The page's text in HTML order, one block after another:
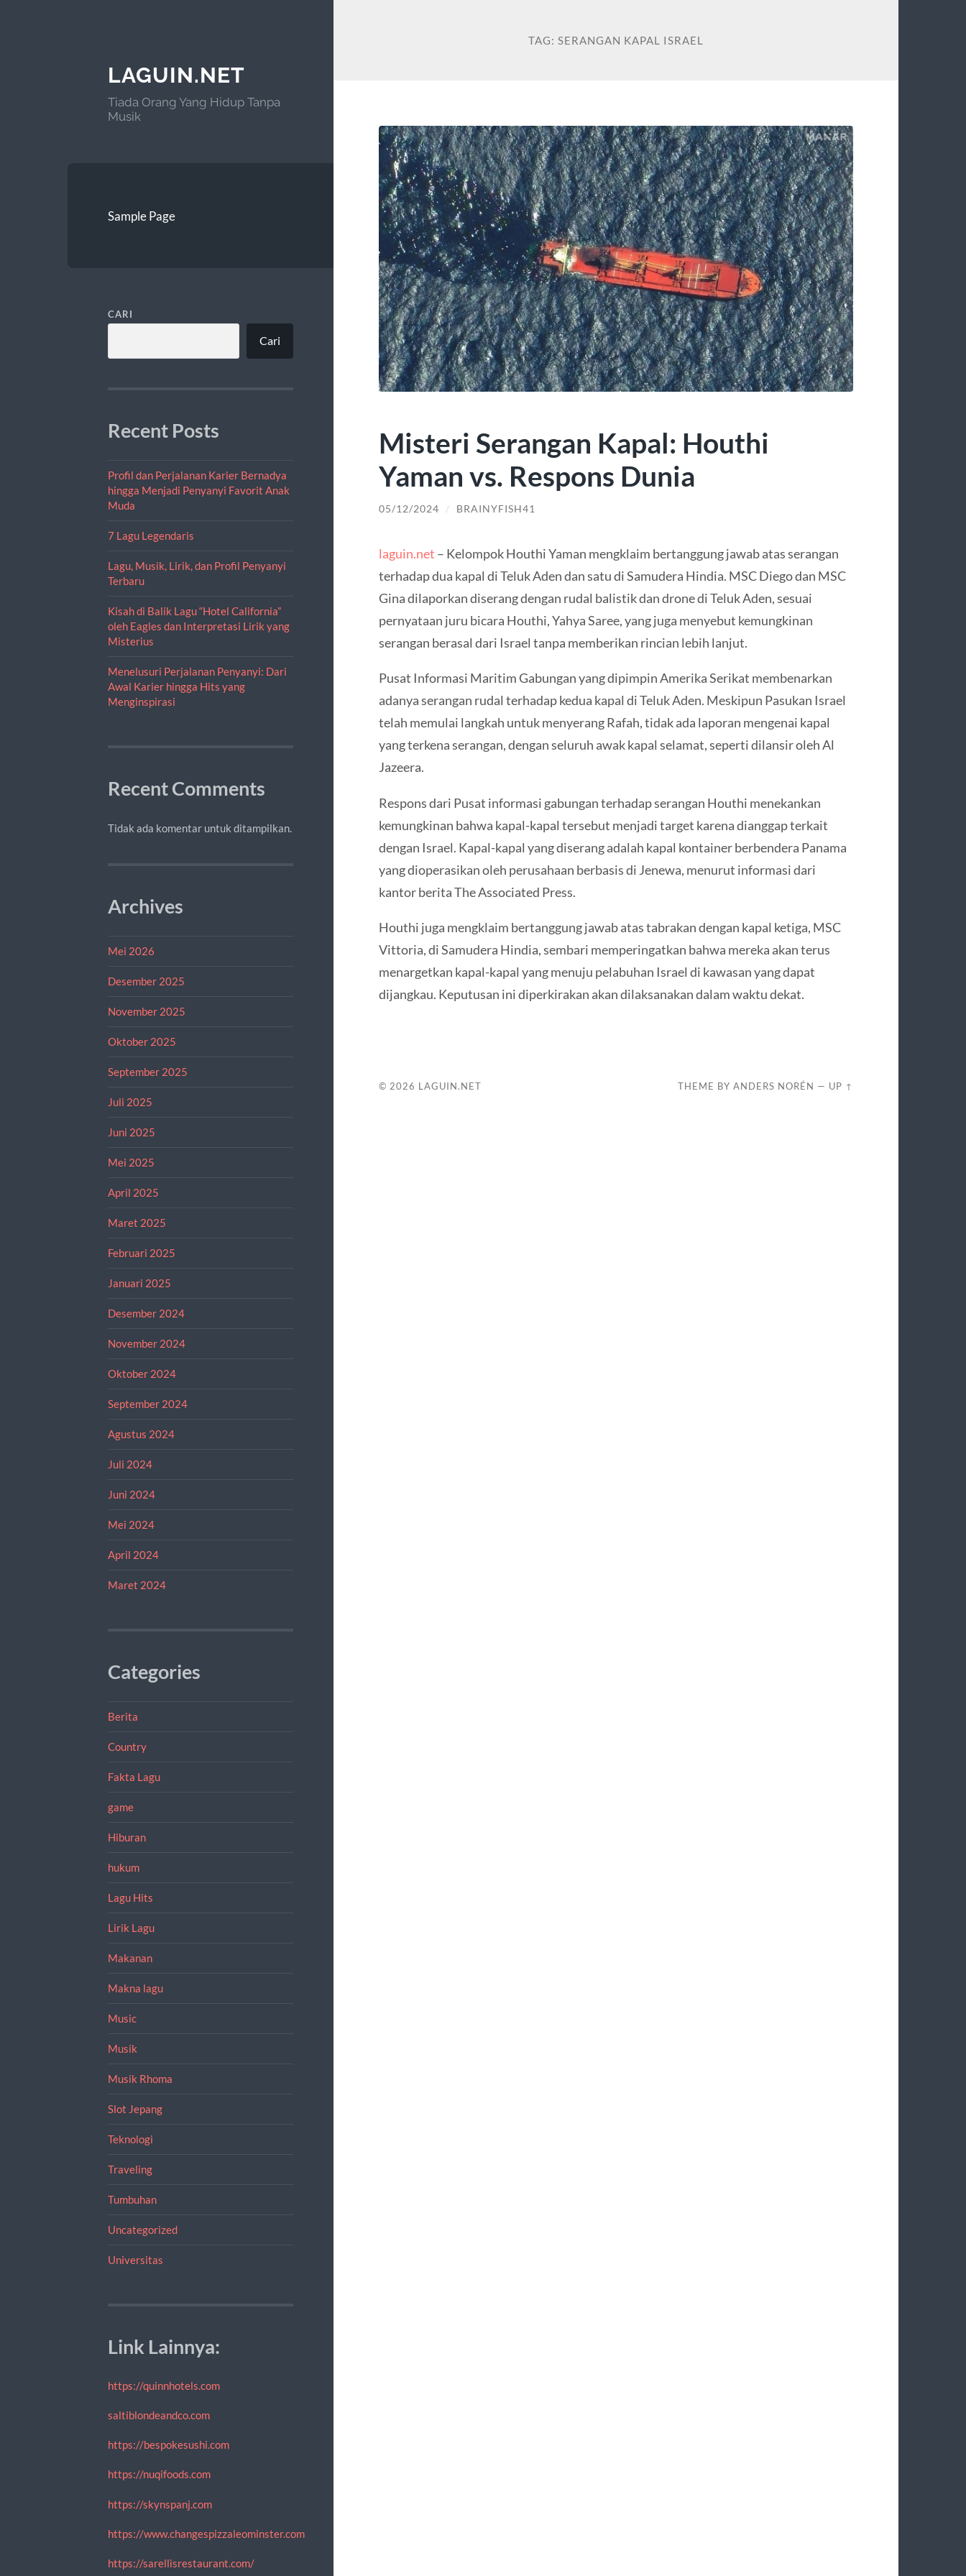
LAGUIN.NET
Tiada Orang Yang Hidup Tanpa
Musik
Sample Page
CARI
Cari
Recent Posts
Profil dan Perjalanan Karier Bernadya
hingga Menjadi Penyanyi Favorit Anak
Muda
7 Lagu Legendaris
Lagu, Musik, Lirik, dan Profil Penyanyi
Terbaru
Kisah di Balik Lagu “Hotel California”
oleh Eagles dan Interpretasi Lirik yang
Misterius
Menelusuri Perjalanan Penyanyi: Dari
Awal Karier hingga Hits yang
Menginspirasi
Recent Comments
Tidak ada komentar untuk ditampilkan.
Archives
Mei 2026
Desember 2025
November 2025
Oktober 2025
September 2025
Juli 2025
Juni 2025
Mei 2025
April 2025
Maret 2025
Februari 2025
Januari 2025
Desember 2024
November 2024
Oktober 2024
September 2024
Agustus 2024
Juli 2024
Juni 2024
Mei 2024
April 2024
Maret 2024
Categories
Berita
Country
Fakta Lagu
game
Hiburan
hukum
Lagu Hits
Lirik Lagu
Makanan
Makna lagu
Music
Musik
Musik Rhoma
Slot Jepang
Teknologi
Traveling
Tumbuhan
Uncategorized
Universitas
Link Lainnya:
https://quinnhotels.com
saltiblondeandco.com
https://bespokesushi.com
https://nuqifoods.com
https://skynspanj.com
https://www.changespizzaleominster.com
https://sarellisrestaurant.com/
TAG: SERANGAN KAPAL ISRAEL
Misteri Serangan Kapal: Houthi
Yaman vs. Respons Dunia
05/12/2024 / BRAINYFISH41
laguin.net – Kelompok Houthi Yaman mengklaim bertanggung jawab atas serangan
terhadap dua kapal di Teluk Aden dan satu di Samudera Hindia. MSC Diego dan MSC
Gina dilaporkan diserang dengan rudal balistik dan drone di Teluk Aden, sesuai
pernyataan juru bicara Houthi, Yahya Saree, yang juga menyebut kemungkinan
serangan berasal dari Israel tanpa memberikan rincian lebih lanjut.
Pusat Informasi Maritim Gabungan yang dipimpin Amerika Serikat membenarkan
adanya serangan rudal terhadap kedua kapal di Teluk Aden. Meskipun Pasukan Israel
telah memulai langkah untuk menyerang Rafah, tidak ada laporan mengenai kapal
yang terkena serangan, dengan seluruh awak kapal selamat, seperti dilansir oleh Al
Jazeera.
Respons dari Pusat informasi gabungan terhadap serangan Houthi menekankan
kemungkinan bahwa kapal-kapal tersebut menjadi target karena dianggap terkait
dengan Israel. Kapal-kapal yang diserang adalah kapal kontainer berbendera Panama
yang dioperasikan oleh perusahaan berbasis di Jenewa, menurut informasi dari
kantor berita The Associated Press.
Houthi juga mengklaim bertanggung jawab atas tabrakan dengan kapal ketiga, MSC
Vittoria, di Samudera Hindia, sembari memperingatkan bahwa mereka akan terus
menargetkan kapal-kapal yang menuju pelabuhan Israel di kawasan yang dapat
dijangkau. Keputusan ini diperkirakan akan dilaksanakan dalam waktu dekat.
© 2026 LAGUIN.NET THEME BYANDERS NORÉN — UP ↑